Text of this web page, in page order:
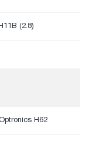
(2.8)
H62